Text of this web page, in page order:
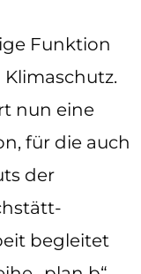
Funktion
nun eine
für die auch
der
begleitet